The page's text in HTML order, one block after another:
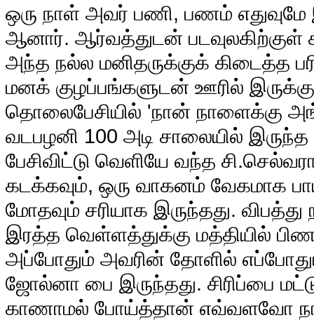
ஒரு நாள் அவர் பணி, பணம்
ஆனார். ஆர்வத்துடன் படவுலகிற்குள்
அந்த நல்ல மனிதருக்குக் கிடைத்த
மனக் குழப்பங்களுடன் ஊரில்
தொலைபேசியில் 'நான் நாளைக்கு
வடபழனி 100 அடி சாலையில் இருந்த
பேசிவிட்டு வெளியே வந்த
கடக்கவும், ஒரு வாகனம் வேகமாக
மோதவும் சரியாக இருந்தது.
இரத்த வெள்ளத்துக்கு மத்தியில்
அப்போதும் அவரின் தோளில்
ஜோல்னா பை இருந்தது. சிரிப்பை
காணாமல் போய்த்தான் எவ்வளவோ